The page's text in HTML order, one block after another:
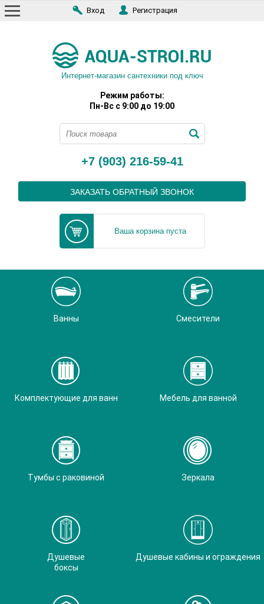
Вход Регистрация
Интернет-магазин сантехники под ключ
Режим работы:
Пн-Вс с 9:00 до 19:00
+7 (903) 216-59-41
ЗАКАЗАТЬ ОБРАТНЫЙ ЗВОНОК
Ваша корзина пуста
Ванны Смесители
Комплектующие для ванн Мебель для ванной
Тумбы с раковиной Зеркала
Душевые
боксы
Душевые кабины и ограждения